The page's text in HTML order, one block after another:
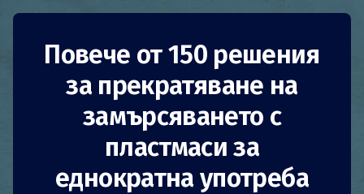
По-екологична
козметика и
детергенти
Полша
Повече от 150 решения
за прекратяване на
замърсяването с
пластмаси за
еднократна употреба